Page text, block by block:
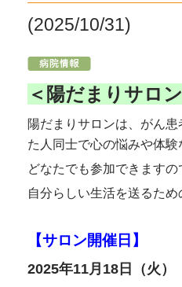
(2025/10/31)
＜陽だまりサロ
陽だまりサロンは、がん
た人同士で心の悩みや体
どなたでも参加できます
自分らしい生活を送るた
【サロン開催日】
2025年11月18日（火）